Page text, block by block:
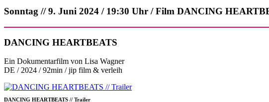
Sonntag // 9. Juni 2024 / 19:30 Uhr / Film DANCING
DANCING HEARTBEATS
Ein Dokumentarfilm von Lisa Wagner
DE / 2024 / 92min / jip film & verleih
DANCING HEARTBEATS // Trailer